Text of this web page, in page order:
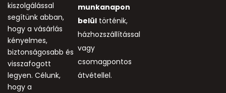
kiszolgálással
segítünk abban,
hogy a vásárlás
kényelmes,
biztonságosabb és
visszafogott
legyen. Célunk,
hogy a
munkanapon
belül történik,
házhozszállítással
vagy
csomagpontos
átvétellel.